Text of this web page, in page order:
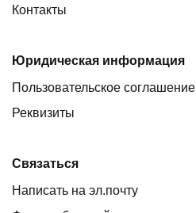
Контакты
Юридическая информация
Пользовательское соглашение
Реквизиты
Связаться
Написать на эл.почту